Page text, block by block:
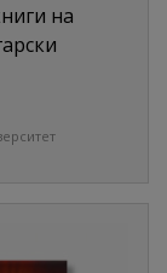
на